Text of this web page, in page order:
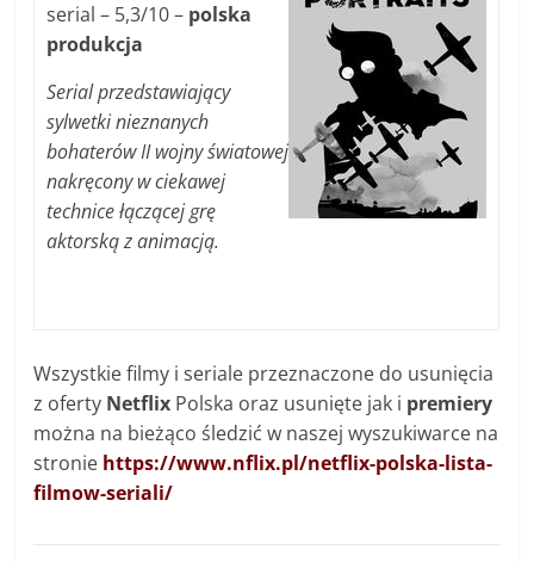
serial – 5,3/10 – polska
produkcja
Serial przedstawiający
sylwetki nieznanych
bohaterów II wojny światowej
nakręcony w ciekawej
technice łączącej grę
aktorską z animacją.
Wszystkie filmy i seriale przeznaczone do usunięcia
z oferty Netflix Polska oraz usunięte jak i premiery
można na bieżąco śledzić w naszej wyszukiwarce na
stronie https://www.nflix.pl/netflix-polska-lista-
filmow-seriali/